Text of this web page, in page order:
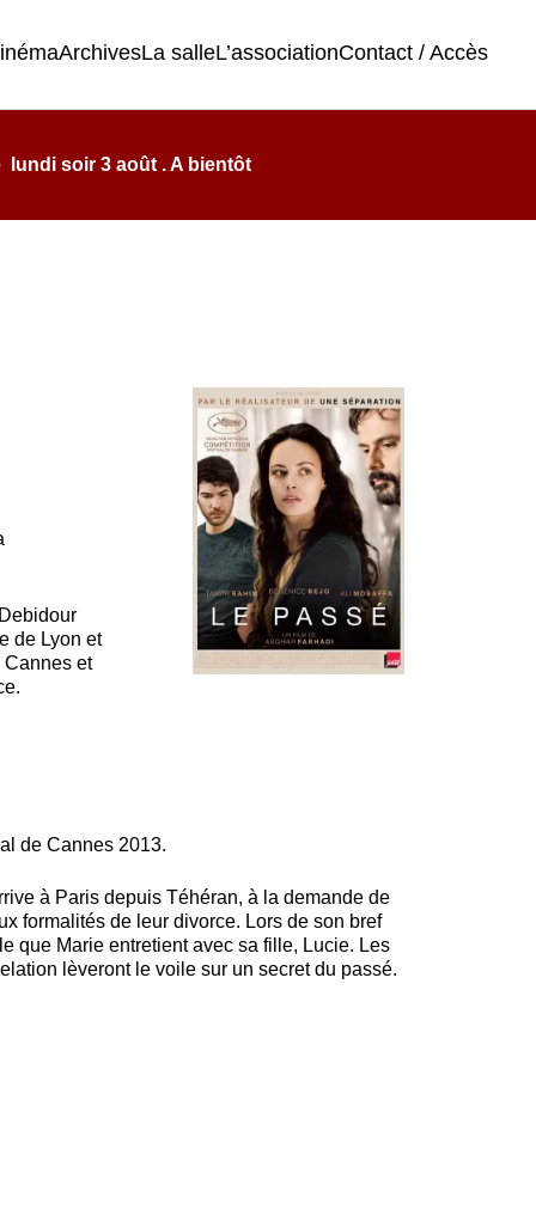
ArchivesLa salleL’associationContact / Accès
lundi soir 3 août . A bientôt
de Lyon et
et
de Cannes 2013.
à Paris depuis Téhéran, à la demande de
formalités de leur divorce. Lors de son bref
que Marie entretient avec sa fille, Lucie. Les
lèveront le voile sur un secret du passé.